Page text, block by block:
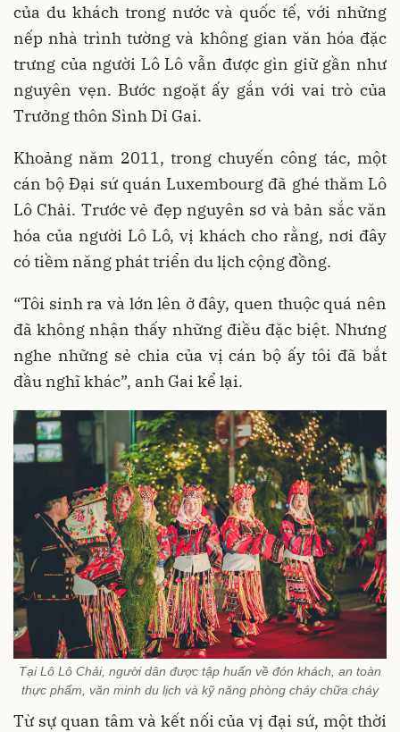
của du khách trong nước và quốc tế, với những
nếp nhà trình tường và không gian văn hóa đặc
trưng của người Lô Lô vẫn được gìn giữ gần như
nguyên vẹn. Bước ngoặt ấy gắn với vai trò của
Trưởng thôn Sình Dỉ Gai.
Khoảng năm 2011, trong chuyến công tác, một
cán bộ Đại sứ quán Luxembourg đã ghé thăm Lô
Lô Chải. Trước vẻ đẹp nguyên sơ và bản sắc văn
hóa của người Lô Lô, vị khách cho rằng, nơi đây
có tiềm năng phát triển du lịch cộng đồng.
“Tôi sinh ra và lớn lên ở đây, quen thuộc quá nên
đã không nhận thấy những điều đặc biệt. Nhưng
nghe những sẻ chia của vị cán bộ ấy tôi đã bắt
đầu nghĩ khác”, anh Gai kể lại.
Tại Lô Lô Chải, người dân được tập huấn về đón khách, an toàn
thực phẩm, văn minh du lịch và kỹ năng phòng cháy chữa cháy
Từ sự quan tâm và kết nối của vị đại sứ, một thời